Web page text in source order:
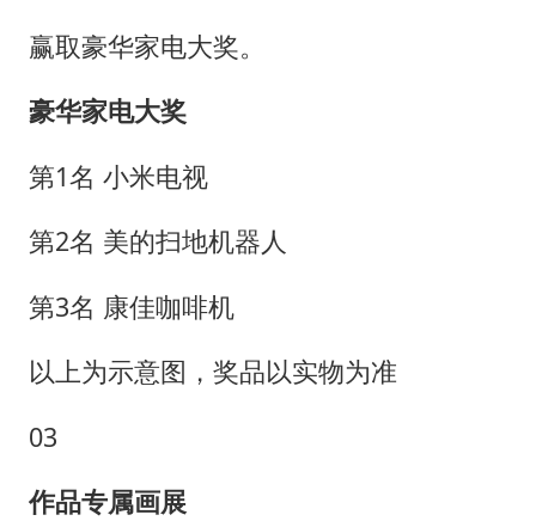
赢取豪华家电大奖。
豪华家电大奖
第1名 小米电视
第2名 美的扫地机器人
第3名 康佳咖啡机
以上为示意图，奖品以实物为准
03
作品专属画展